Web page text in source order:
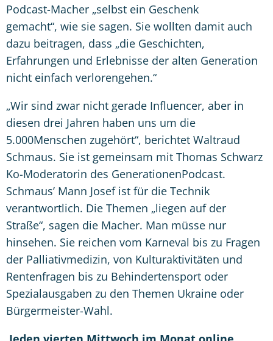
Podcast-Macher „selbst ein Geschenk
gemacht“, wie sie sagen. Sie wollten damit auch
dazu beitragen, dass „die Geschichten,
Erfahrungen und Erlebnisse der alten Generation
nicht einfach verlorengehen.“
„Wir sind zwar nicht gerade Influencer, aber in
diesen drei Jahren haben uns um die
5.000Menschen zugehört“, berichtet Waltraud
Schmaus. Sie ist gemeinsam mit Thomas Schwarz
Ko-Moderatorin des GenerationenPodcast.
Schmaus’ Mann Josef ist für die Technik
verantwortlich. Die Themen „liegen auf der
Straße“, sagen die Macher. Man müsse nur
hinsehen. Sie reichen vom Karneval bis zu Fragen
der Palliativmedizin, von Kulturaktivitäten und
Rentenfragen bis zu Behindertensport oder
Spezialausgaben zu den Themen Ukraine oder
Bürgermeister-Wahl.